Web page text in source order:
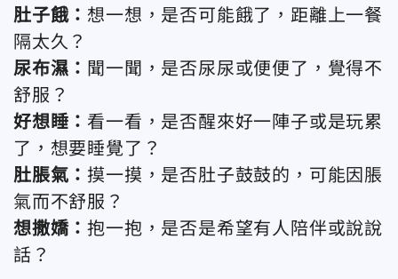
肚子餓：想一想，是否可能餓了，距離上一餐
隔太久？
尿布濕： 聞一聞，是否尿尿或便便了，覺得不
舒服？
好想睡： 看一看，是否醒來好一陣子或是玩累
了，想要睡覺了？
肚脹氣： 摸一摸，是否肚子鼓鼓的，可能因脹
氣而不舒服？
想撒嬌：抱一抱，是否是希望有人陪伴或說說
話？